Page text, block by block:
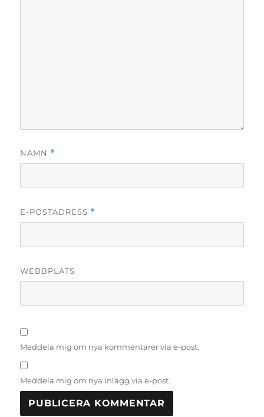
NAMN *
E-POSTADRESS *
WEBBPLATS
Meddela mig om nya kommentarer via e-post.
Meddela mig om nya inlägg via e-post.